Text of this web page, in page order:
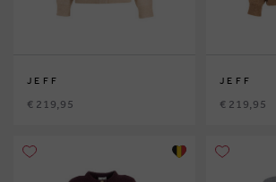
JEFF
€ 219,95
JEFF
€ 219,95